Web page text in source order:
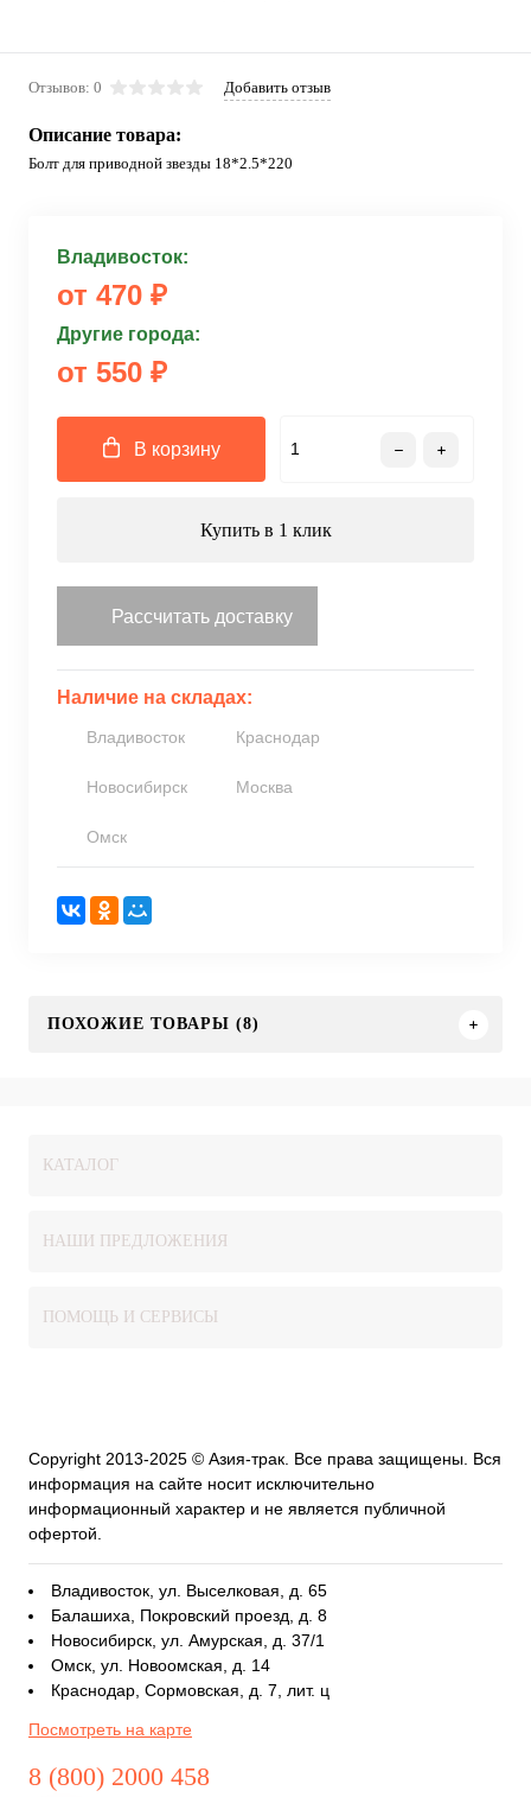
Отзывов: 0 Добавить отзыв
Описание товара:
Болт для приводной звезды 18*2.5*220
Владивосток:
от 470 ₽
Другие города:
от 550 ₽
В корзину
Купить в 1 клик
Рассчитать доставку
Наличие на складах:
Владивосток Краснодар
Новосибирск Москва
Омск
ПОХОЖИЕ ТОВАРЫ (8)
КАТАЛОГ
НАШИ ПРЕДЛОЖЕНИЯ
ПОМОЩЬ И СЕРВИСЫ
Copyright 2013-2025 © Азия-трак. Все права защищены. Вся
информация на сайте носит исключительно
информационный характер и не является публичной
офертой.
Владивосток, ул. Выселковая, д. 65
Балашиха, Покровский проезд, д. 8
Новосибирск, ул. Амурская, д. 37/1
Омск, ул. Новоомская, д. 14
Краснодар, Сормовская, д. 7, лит. ц
Посмотреть на карте
8 (800) 2000 458